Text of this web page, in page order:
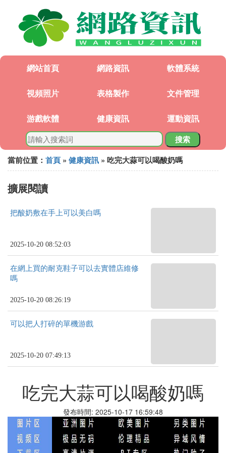
網站首頁 網路資訊 軟體系統
視頻照片 表格製作 文件管理
游戲軟體 健康資訊 運動資訊
搜索
當前位置： 首頁 » 健康資訊 » 吃完大蒜可以喝酸奶嗎
擴展閱讀
把酸奶敷在手上可以美白嗎
2025-10-20 08:52:03
在網上買的耐克鞋子可以去實體店維修
嗎
2025-10-20 08:26:19
可以把人打碎的單機游戲
2025-10-20 07:49:13
吃完大蒜可以喝酸奶嗎
發布時間: 2025-10-17 16:59:48